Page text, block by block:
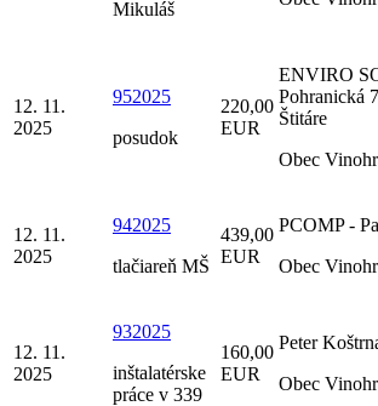
Mikuláš
12. 11.
2025
952025
posudok
220,00
EUR
ENVIRO
Pohranická
Štitáre
Obec
12. 11.
2025
942025
tlačiareň MŠ
439,00
EUR
PCOMP -
Obec
12. 11.
2025
932025
inštalatérske
práce v 339
160,00
EUR
Peter
Obec